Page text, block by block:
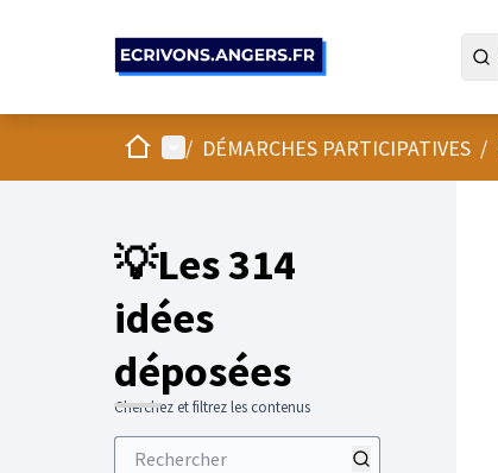
AccueilMenu principal
/ DÉMARCHES PARTICIPATIVES /
💡Les 314
idées
déposées
Cherchez et filtrez les contenus